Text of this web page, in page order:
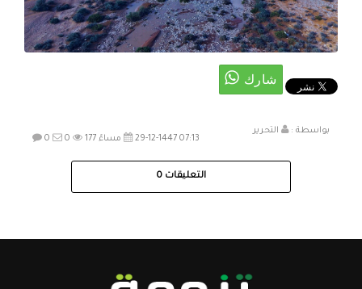
بواسطة :
التحرير
29-12-1447 07:13 مساءً
0 0 177
التعليقات 0